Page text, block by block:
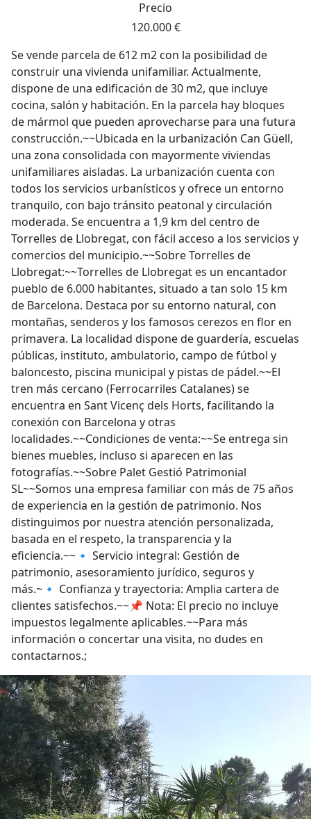
Precio
120.000 €
Se vende parcela de 612 m2 con la posibilidad de
construir una vivienda unifamiliar. Actualmente,
dispone de una edificación de 30 m2, que incluye
cocina, salón y habitación. En la parcela hay bloques
de mármol que pueden aprovecharse para una futura
construcción.~~Ubicada en la urbanización Can Güell,
una zona consolidada con mayormente viviendas
unifamiliares aisladas. La urbanización cuenta con
todos los servicios urbanísticos y ofrece un entorno
tranquilo, con bajo tránsito peatonal y circulación
moderada. Se encuentra a 1,9 km del centro de
Torrelles de Llobregat, con fácil acceso a los servicios y
comercios del municipio.~~Sobre Torrelles de
Llobregat:~~Torrelles de Llobregat es un encantador
pueblo de 6.000 habitantes, situado a tan solo 15 km
de Barcelona. Destaca por su entorno natural, con
montañas, senderos y los famosos cerezos en flor en
primavera. La localidad dispone de guardería, escuelas
públicas, instituto, ambulatorio, campo de fútbol y
baloncesto, piscina municipal y pistas de pádel.~~El
tren más cercano (Ferrocarriles Catalanes) se
encuentra en Sant Vicenç dels Horts, facilitando la
conexión con Barcelona y otras
localidades.~~Condiciones de venta:~~Se entrega sin
bienes muebles, incluso si aparecen en las
fotografías.~~Sobre Palet Gestió Patrimonial
SL~~Somos una empresa familiar con más de 75 años
de experiencia en la gestión de patrimonio. Nos
distinguimos por nuestra atención personalizada,
basada en el respeto, la transparencia y la
eficiencia.~~🔹 Servicio integral: Gestión de
patrimonio, asesoramiento jurídico, seguros y
más.~🔹 Confianza y trayectoria: Amplia cartera de
clientes satisfechos.~~📌 Nota: El precio no incluye
impuestos legalmente aplicables.~~Para más
información o concertar una visita, no dudes en
contactarnos.;